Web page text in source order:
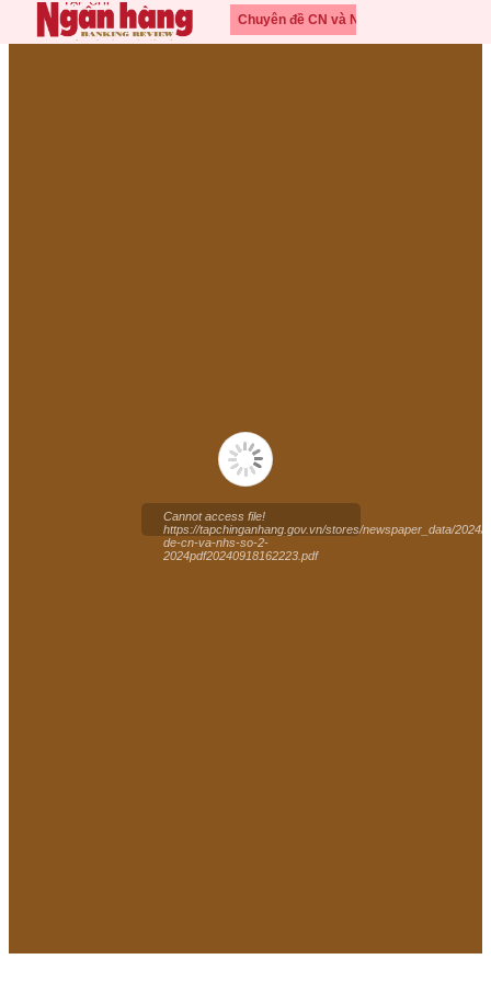
Chuyên đề CN và NHS số
Cannot access file!
https://tapchinganhang.gov.vn/stores/newspaper_data/2024/
de-cn-va-nhs-so-2-
2024pdf20240918162223.pdf